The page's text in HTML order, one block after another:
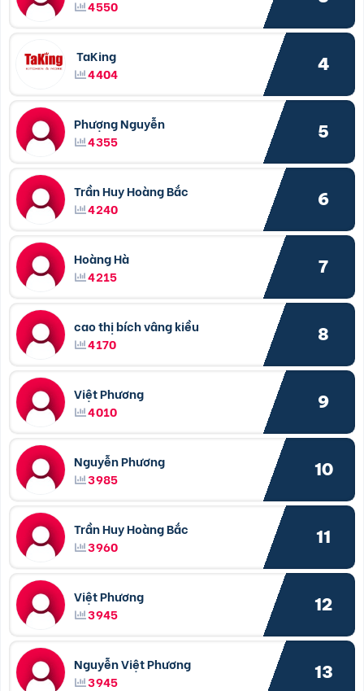
4550
TaKing
4404
4
Phượng Nguyễn
4355
5
Trần Huy Hoàng Bắc
4240
6
Hoàng Hà
4215
7
cao thị bích vâng kiều
4170
8
Việt Phương
4010
9
Nguyễn Phương
3985
10
Trần Huy Hoàng Bắc
3960
11
Việt Phương
3945
12
Nguyễn Việt Phương
3945
13